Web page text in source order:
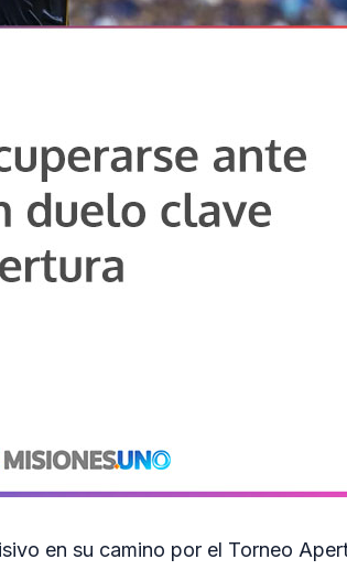
en su camino por el Torneo